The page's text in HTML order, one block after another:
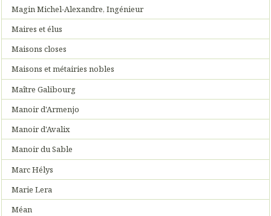
Magin Michel-Alexandre, Ingénieur
Maires et élus
Maisons closes
Maisons et métairies nobles
Maître Galibourg
Manoir d'Armenjo
Manoir d'Avalix
Manoir du Sable
Marc Hélys
Marie Lera
Méan